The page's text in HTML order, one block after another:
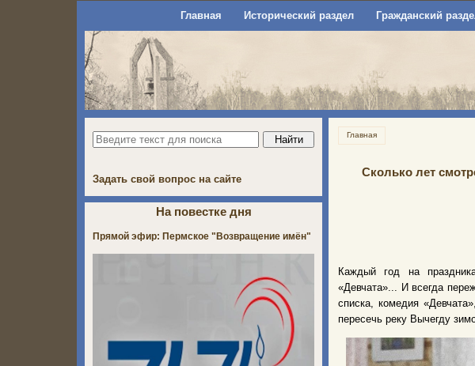
Главная Исторический раздел Гражданский
Главная
Сколько лет
Каждый год на
«Девчата»... И всегда
списка, комедия
пересечь реку Вычегду
Задать свой вопрос на сайте
На повестке дня
Прямой эфир: Пермское "Возвращение имён"